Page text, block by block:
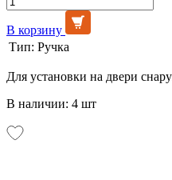
В корзину
Тип: Ручка
Для установки на двери
В наличии: 4 шт